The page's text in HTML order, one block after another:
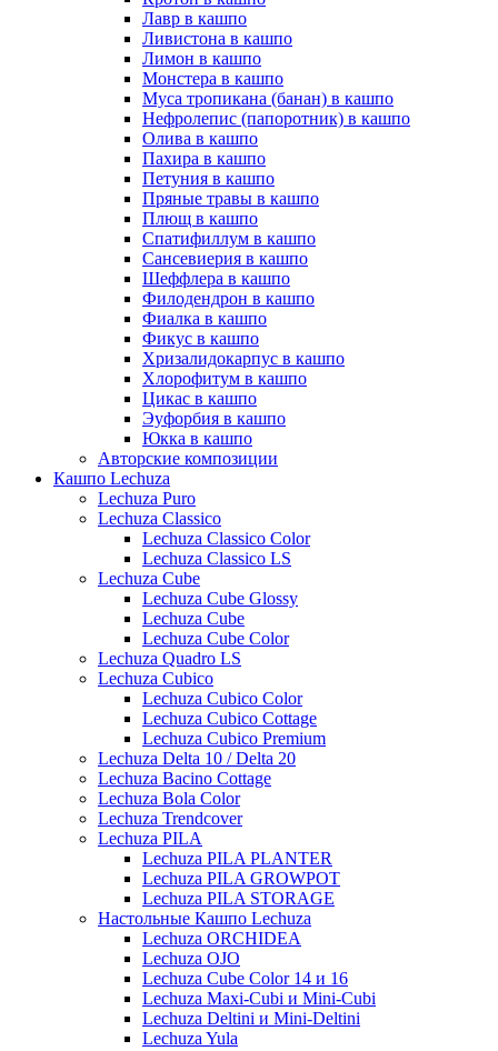
Лавр в кашпо
Ливистона в кашпо
Лимон в кашпо
Монстера в кашпо
Муса тропикана (банан) в кашпо
Нефролепис (папоротник) в кашпо
Олива в кашпо
Пахира в кашпо
Петуния в кашпо
Пряные травы в кашпо
Плющ в кашпо
Спатифиллум в кашпо
Сансевиерия в кашпо
Шеффлера в кашпо
Филодендрон в кашпо
Фиалка в кашпо
Фикус в кашпо
Хризалидокарпус в кашпо
Хлорофитум в кашпо
Цикас в кашпо
Эуфорбия в кашпо
Юкка в кашпо
Авторские композиции
Кашпо Lechuza
Lechuza Puro
Lechuza Classico
Lechuza Classico Color
Lechuza Classico LS
Lechuza Cube
Lechuza Cube Glossy
Lechuza Cube
Lechuza Cube Color
Lechuza Quadro LS
Lechuza Cubico
Lechuza Cubico Color
Lechuza Cubico Cottage
Lechuza Cubico Premium
Lechuza Delta 10 / Delta 20
Lechuza Bacino Cottage
Lechuza Bola Color
Lechuza Trendcover
Lechuza PILA
Lechuza PILA PLANTER
Lechuza PILA GROWPOT
Lechuza PILA STORAGE
Настольные Кашпо Lechuza
Lechuza ORCHIDEA
Lechuza OJO
Lechuza Cube Color 14 и 16
Lechuza Maxi-Cubi и Mini-Cubi
Lechuza Deltini и Mini-Deltini
Lechuza Yula